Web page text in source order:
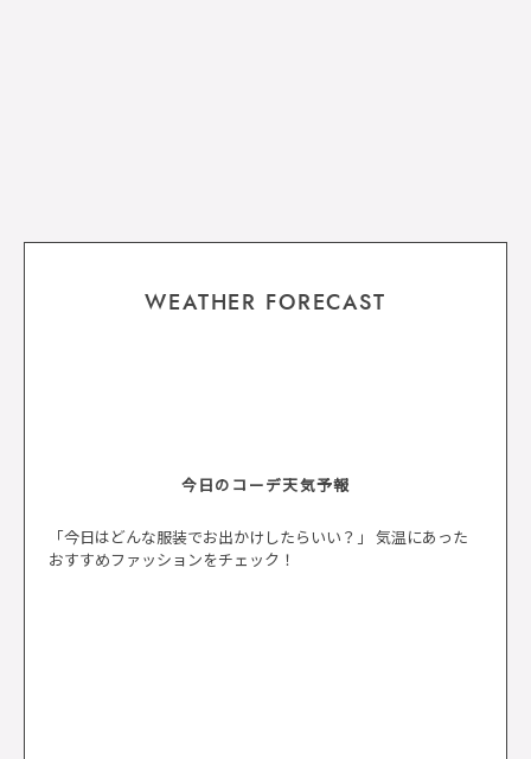
WEATHER FORECAST
今日のコーデ天気予報
「今日はどんな服装でお出かけしたらいい？」 気温にあった
おすすめファッションをチェック！